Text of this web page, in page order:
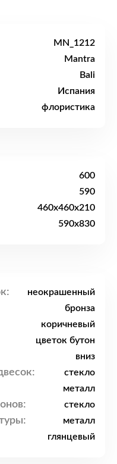
MN_1212
Mantra
Bali
Испания
флористика
600
590
460x460x210
590x830
неокрашенный
бронза
коричневый
цветок бутон
вниз
стекло
металл
стекло
металл
глянцевый